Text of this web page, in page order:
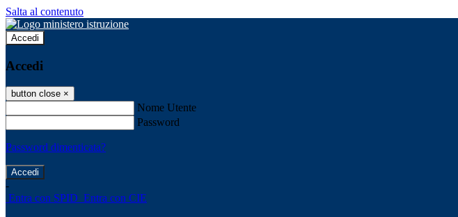
Salta al contenuto
Accedi
Accedi
button close ×
Nome Utente
Password
Password dimenticata?
-
Entra con SPID Entra con CIE